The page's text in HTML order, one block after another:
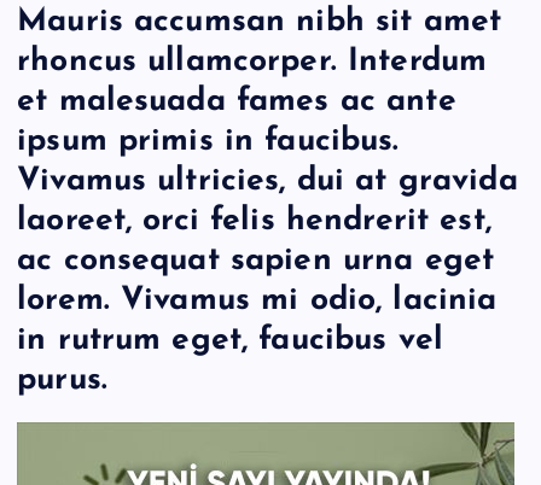
Mauris accumsan nibh sit amet
rhoncus ullamcorper. Interdum
et malesuada fames ac ante
ipsum primis in faucibus.
Vivamus ultricies, dui at gravida
laoreet, orci felis hendrerit est,
ac consequat sapien urna eget
lorem. Vivamus mi odio, lacinia
in rutrum eget, faucibus vel
purus.